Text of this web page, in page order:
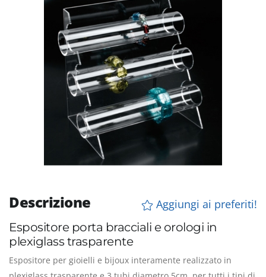
Descrizione
Aggiungi ai preferiti!
Espositore porta bracciali e orologi in
plexiglass trasparente
Espositore per gioielli e bijoux interamente realizzato in